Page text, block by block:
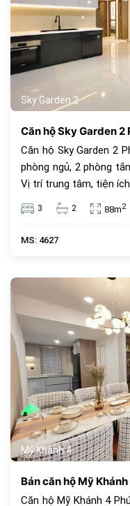
Sky Garden 2
Căn hộ Sky Garden
Căn hộ Sky Garden 2
phòng ngủ, 2 phòng
Vị trí trung tâm, tiện ích
hợp để ở hoặc đầu tư.
3 2 88m2
MS: 4627
Mỹ Khánh 4
Bán căn hộ Mỹ
Căn hộ Mỹ Khánh 4